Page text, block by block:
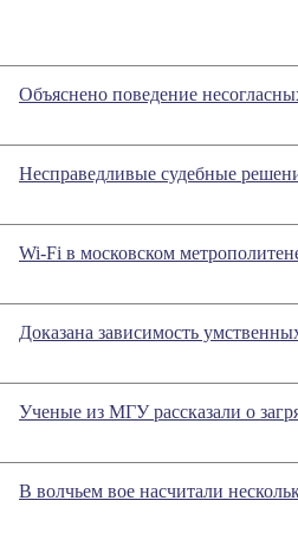
Объяснено поведение
Несправедливые судебные
Wi-Fi в московском
Доказана зависимость
Ученые из МГУ рассказали о
В волчьем вое насчитали